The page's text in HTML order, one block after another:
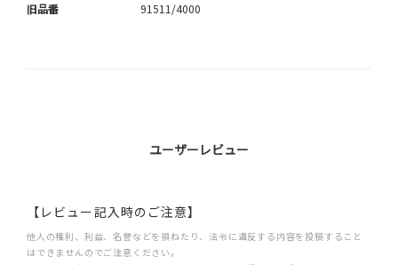
旧品番 91511/4000
ユーザーレビュー
【レビュー記入時のご注意】
他人の権利、利益、名誉などを損ねたり、法令に違反する内容を投稿すること
はできませんのでご注意ください。